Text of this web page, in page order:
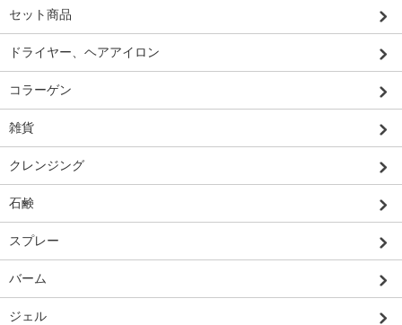
セット商品
ドライヤー、ヘアアイロン
コラーゲン
雑貨
クレンジング
石鹸
スプレー
バーム
ジェル